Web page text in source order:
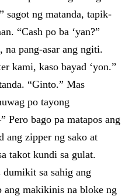
sagot ng matanda, tapik-
“Cash po ba ‘yan?”
pang-asar ang ngiti.
kami, kaso bayad ‘yon.”
“Ginto.” Mas
po tayong
Pero bago pa matapos ang
ang zipper ng sako at
takot kundi sa gulat.
sa sahig ang
ang makikinis na bloke ng